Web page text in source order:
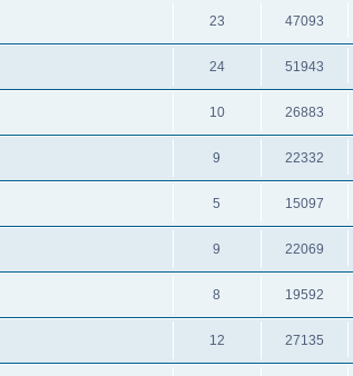
23 47093
24 51943
10 26883
9 22332
5 15097
9 22069
8 19592
12 27135